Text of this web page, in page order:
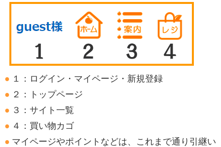
１：ログイン・マイページ・新規登録
２：トップページ
３：サイト一覧
４：買い物カゴ
マイページやポイントなどは、これまで通り引継い